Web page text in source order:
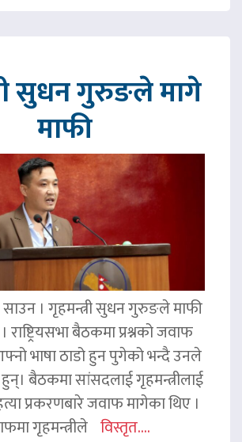
सुधन गुरुङले मागे
माफी
साउन । गृहमन्त्री सुधन गुरुङले माफी
बैठकमा प्रश्नको जवाफ
भाषा ठाडो हुन पुगेको भन्दै उनले
बैठकमा सांसदलाई गृहमन्त्रीलाई
प्रकरणबारे जवाफ मागेका थिए ।
गृहमन्त्रीले विस्तृत....